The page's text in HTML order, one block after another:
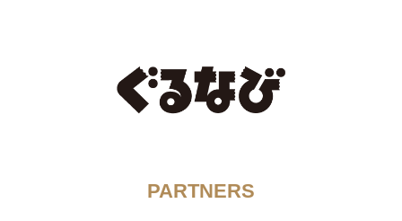
PARTNERS